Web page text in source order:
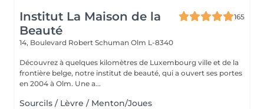
Institut La Maison de la
Beauté
165
14, Boulevard Robert Schuman Olm L-8340
Découvrez à quelques kilomètres de Luxembourg ville et de la
frontière belge, notre institut de beauté, qui a ouvert ses portes
en 2004 à Olm. Une a...
Sourcils / Lèvre / Menton/Joues